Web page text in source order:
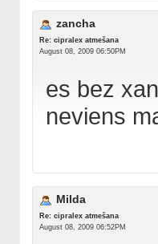
zancha
Re: cipralex atmešana
August 08, 2009 06:50PM
es bez
neviens
Milda
Re: cipralex atmešana
August 08, 2009 06:52PM